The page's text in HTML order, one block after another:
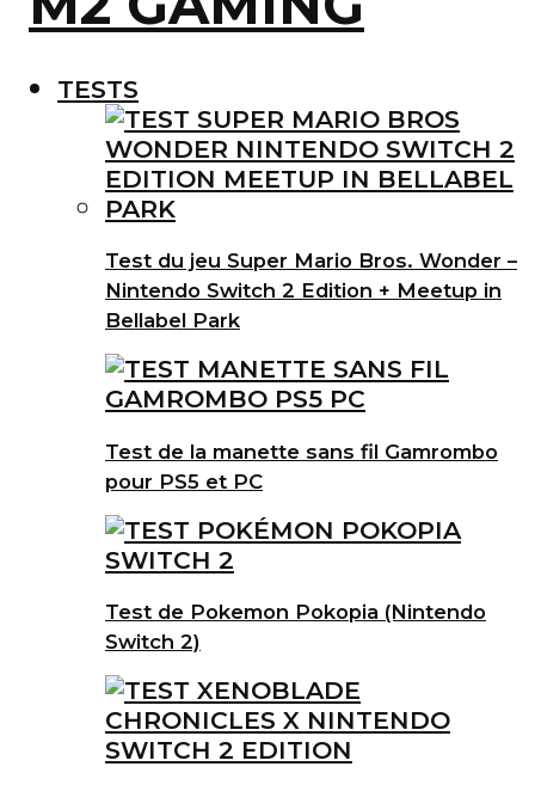
TESTS
Test du jeu Super Mario Bros. Wonder –
Nintendo Switch 2 Edition + Meetup in
Bellabel Park
Test de la manette sans fil Gamrombo
pour PS5 et PC
Test de Pokemon Pokopia (Nintendo
Switch 2)